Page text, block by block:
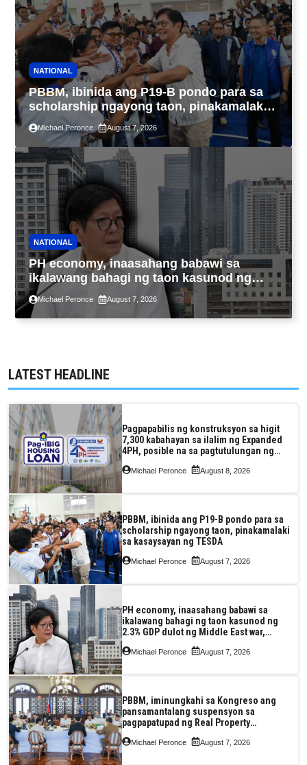
NATIONAL
PBBM, ibinida ang P19-B pondo para sa
scholarship ngayong taon, pinakamalaki
sa kasaysayan ng TESDA
Michael Peronce August 7, 2026
NATIONAL
PH economy, inaasahang babawi sa
ikalawang bahagi ng taon kasunod ng
2.3% GDP dulot ng Middle East war,
pagkaantala ng public construction
Michael Peronce August 7, 2026
LATEST HEADLINE
Pagpapabilis ng konstruksyon sa higit
7,300 kabahayan sa ilalim ng Expanded
4PH, posible na sa pagtutulungan ng
Pag-IBIG at P.A. Alvarez
Michael Peronce August 8, 2026
PBBM, ibinida ang P19-B pondo para sa
scholarship ngayong taon, pinakamalaki
sa kasaysayan ng TESDA
Michael Peronce August 7, 2026
PH economy, inaasahang babawi sa
ikalawang bahagi ng taon kasunod ng
2.3% GDP dulot ng Middle East war,
pagkaantala ng public construction
Michael Peronce August 7, 2026
PBBM, iminungkahi sa Kongreso ang
pansamantalang suspensyon sa
pagpapatupad ng Real Property
Valuation and Assessment Reform Act
Michael Peronce August 7, 2026